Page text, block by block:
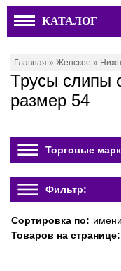
КАТАЛОГ
Главная » Женское »
Трусы слипы
размер 54
Торговые
Фильтр:
Сортировка по: имени
Товаров на странице: